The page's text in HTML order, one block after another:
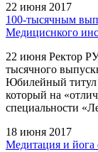
22 июня 2017
100-тысячным
Медициснкого
22 июня Ректор
тысячного
Юбилейный титул
который на
специальности
18 июня 2017
Медитация и йога